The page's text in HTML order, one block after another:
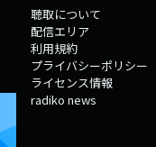
聴取について
配信エリア
利用規約
プライバシーポリシー
ライセンス情報
radiko news